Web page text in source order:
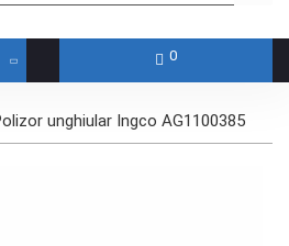
0
unghiular Ingco AG1100385